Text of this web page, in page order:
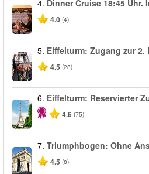
4. Dinner Cruise 18:45 Uhr.
4.0 (4)
5. Eiffelturm: Zugang zur 2.
4.5 (28)
6. Eiffelturm: Reservierter
4.6 (75)
7. Triumphbogen: Ohne
4.5 (8)